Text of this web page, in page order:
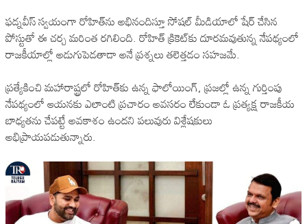
ఫడ్నవీస్ స్వయంగా రోహిత్‌ను అభినందిస్తూ సోషల్ మీడియాలో షేర్ చేసిన
పోస్టుతో ఈ చర్చ మరింత రగిలింది. రోహిత్ క్రికెట్‌కు దూరమవుతున్న నేపథ్యంలో
రాజకీయాల్లో అడుగుపెడతాడా అనే ప్రశ్నలు తలెత్తడం సహజమే.
ప్రత్యేకించి మహారాష్ట్రలో రోహిత్‌కు ఉన్న ఫాలోయింగ్, ప్రజల్లో ఉన్న గుర్తింపు
నేపథ్యంలో ఆయనకు ఎలాంటి ప్రచారం అవసరం లేకుండా ఓ ప్రత్యక్ష రాజకీయ
బాధ్యతను చేపట్టే అవకాశం ఉందని పలువురు విశ్లేషకులు
అభిప్రాయపడుతున్నారు.